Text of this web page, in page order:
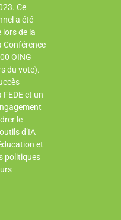
Ce
a été
lors de la
Conférence
OING
du vote).
et un
le
d’IA
et
politiques